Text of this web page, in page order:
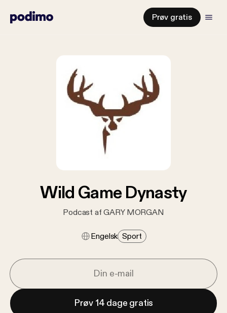
Prøv gratis
Wild Game Dynasty
Podcast af GARY MORGAN
Engelsk Sport
Prøv 14 dage gratis